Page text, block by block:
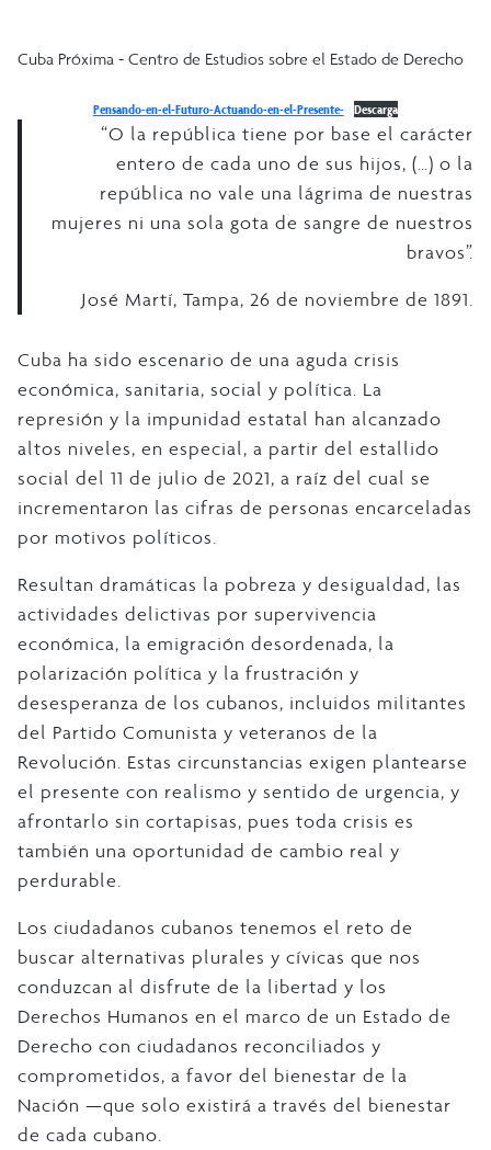
Cuba Próxima - Centro de Estudios sobre el Estado de Derecho
Pensando-en-el-Futuro-Actuando-en-el-Presente- Descarga
“O la república tiene por base el carácter
entero de cada uno de sus hijos, (…) o la
república no vale una lágrima de nuestras
mujeres ni una sola gota de sangre de nuestros
bravos”.
José Martí, Tampa, 26 de noviembre de 1891.
Cuba ha sido escenario de una aguda crisis
económica, sanitaria, social y política. La
represión y la impunidad estatal han alcanzado
altos niveles, en especial, a partir del estallido
social del 11 de julio de 2021, a raíz del cual se
incrementaron las cifras de personas encarceladas
por motivos políticos.
Resultan dramáticas la pobreza y desigualdad, las
actividades delictivas por supervivencia
económica, la emigración desordenada, la
polarización política y la frustración y
desesperanza de los cubanos, incluidos militantes
del Partido Comunista y veteranos de la
Revolución. Estas circunstancias exigen plantearse
el presente con realismo y sentido de urgencia, y
afrontarlo sin cortapisas, pues toda crisis es
también una oportunidad de cambio real y
perdurable.
Los ciudadanos cubanos tenemos el reto de
buscar alternativas plurales y cívicas que nos
conduzcan al disfrute de la libertad y los
Derechos Humanos en el marco de un Estado de
Derecho con ciudadanos reconciliados y
comprometidos, a favor del bienestar de la
Nación —que solo existirá a través del bienestar
de cada cubano.